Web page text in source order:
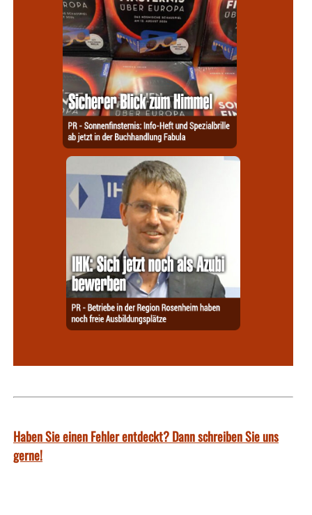
Haben Sie einen Fehler entdeckt? Dann schreiben Sie uns
gerne!